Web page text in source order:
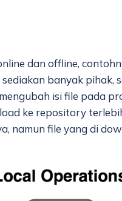
dan offline,
banyak pihak,
isi file pada
ke repository
file yang di